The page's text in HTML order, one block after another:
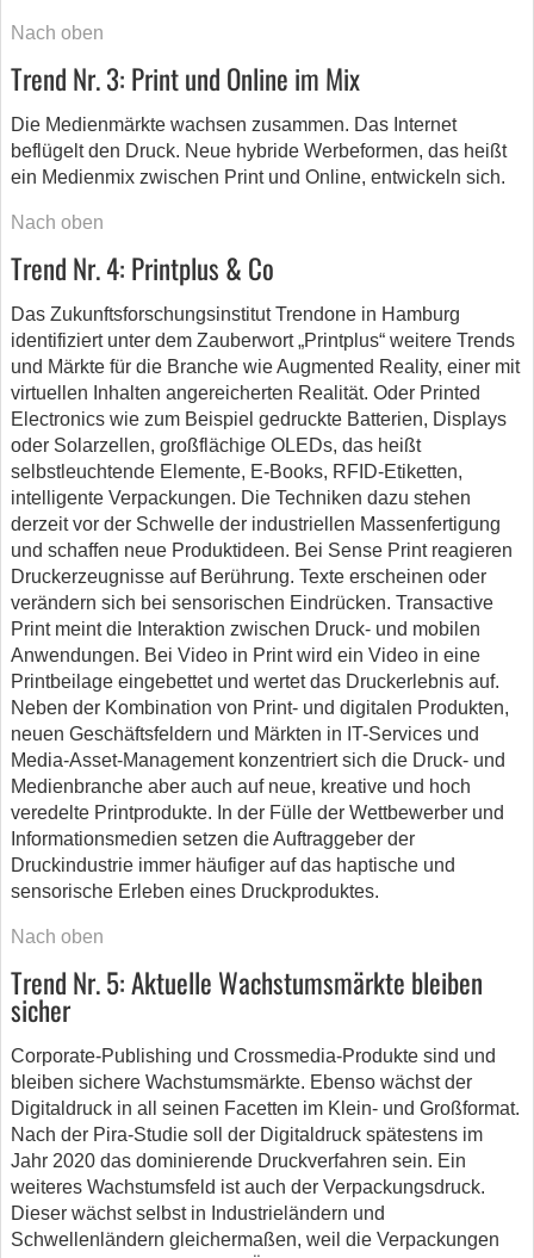
Nach oben
Trend Nr. 3: Print und Online im Mix
Die Medienmärkte wachsen zusammen. Das Internet
beflügelt den Druck. Neue hybride Werbeformen, das heißt
ein Medienmix zwischen Print und Online, entwickeln sich.
Nach oben
Trend Nr. 4: Printplus & Co
Das Zukunftsforschungsinstitut Trendone in Hamburg
identifiziert unter dem Zauberwort „Printplus“ weitere Trends
und Märkte für die Branche wie Augmented Reality, einer mit
virtuellen Inhalten angereicherten Realität. Oder Printed
Electronics wie zum Beispiel gedruckte Batterien, Displays
oder Solarzellen, großflächige OLEDs, das heißt
selbstleuchtende Elemente, E-Books, RFID-Etiketten,
intelligente Verpackungen. Die Techniken dazu stehen
derzeit vor der Schwelle der industriellen Massenfertigung
und schaffen neue Produktideen. Bei Sense Print reagieren
Druckerzeugnisse auf Berührung. Texte erscheinen oder
verändern sich bei sensorischen Eindrücken. Transactive
Print meint die Interaktion zwischen Druck- und mobilen
Anwendungen. Bei Video in Print wird ein Video in eine
Printbeilage eingebettet und wertet das Druckerlebnis auf.
Neben der Kombination von Print- und digitalen Produkten,
neuen Geschäftsfeldern und Märkten in IT-Services und
Media-Asset-Management konzentriert sich die Druck- und
Medienbranche aber auch auf neue, kreative und hoch
veredelte Printprodukte. In der Fülle der Wettbewerber und
Informationsmedien setzen die Auftraggeber der
Druckindustrie immer häufiger auf das haptische und
sensorische Erleben eines Druckproduktes.
Nach oben
Trend Nr. 5: Aktuelle Wachstumsmärkte bleiben
sicher
Corporate-Publishing und Crossmedia-Produkte sind und
bleiben sichere Wachstumsmärkte. Ebenso wächst der
Digitaldruck in all seinen Facetten im Klein- und Großformat.
Nach der Pira-Studie soll der Digitaldruck spätestens im
Jahr 2020 das dominierende Druckverfahren sein. Ein
weiteres Wachstumsfeld ist auch der Verpackungsdruck.
Dieser wächst selbst in Industrieländern und
Schwellenländern gleichermaßen, weil die Verpackungen